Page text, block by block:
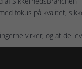
fokus på kvalitet,
virker, og at de